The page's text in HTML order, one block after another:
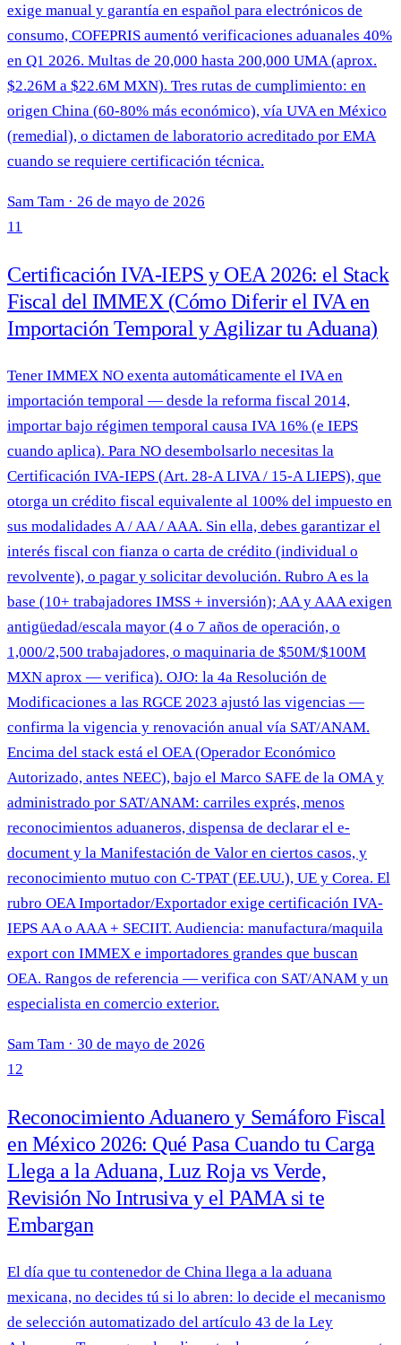
exige manual y garantía en español para electrónicos de
consumo, COFEPRIS aumentó verificaciones aduanales 40%
en Q1 2026. Multas de 20,000 hasta 200,000 UMA (aprox.
$2.26M a $22.6M MXN). Tres rutas de cumplimiento: en
origen China (60-80% más económico), vía UVA en México
(remedial), o dictamen de laboratorio acreditado por EMA
cuando se requiere certificación técnica.
Sam Tam · 26 de mayo de 2026
11
Certificación IVA-IEPS y OEA 2026: el Stack
Fiscal del IMMEX (Cómo Diferir el IVA en
Importación Temporal y Agilizar tu Aduana)
Tener IMMEX NO exenta automáticamente el IVA en
importación temporal — desde la reforma fiscal 2014,
importar bajo régimen temporal causa IVA 16% (e IEPS
cuando aplica). Para NO desembolsarlo necesitas la
Certificación IVA-IEPS (Art. 28-A LIVA / 15-A LIEPS), que
otorga un crédito fiscal equivalente al 100% del impuesto en
sus modalidades A / AA / AAA. Sin ella, debes garantizar el
interés fiscal con fianza o carta de crédito (individual o
revolvente), o pagar y solicitar devolución. Rubro A es la
base (10+ trabajadores IMSS + inversión); AA y AAA exigen
antigüedad/escala mayor (4 o 7 años de operación, o
1,000/2,500 trabajadores, o maquinaria de $50M/$100M
MXN aprox — verifica). OJO: la 4a Resolución de
Modificaciones a las RGCE 2023 ajustó las vigencias —
confirma la vigencia y renovación anual vía SAT/ANAM.
Encima del stack está el OEA (Operador Económico
Autorizado, antes NEEC), bajo el Marco SAFE de la OMA y
administrado por SAT/ANAM: carriles exprés, menos
reconocimientos aduaneros, dispensa de declarar el e-
document y la Manifestación de Valor en ciertos casos, y
reconocimiento mutuo con C-TPAT (EE.UU.), UE y Corea. El
rubro OEA Importador/Exportador exige certificación IVA-
IEPS AA o AAA + SECIIT. Audiencia: manufactura/maquila
export con IMMEX e importadores grandes que buscan
OEA. Rangos de referencia — verifica con SAT/ANAM y un
especialista en comercio exterior.
Sam Tam · 30 de mayo de 2026
12
Reconocimiento Aduanero y Semáforo Fiscal
en México 2026: Qué Pasa Cuando tu Carga
Llega a la Aduana, Luz Roja vs Verde,
Revisión No Intrusiva y el PAMA si te
Embargan
El día que tu contenedor de China llega a la aduana
mexicana, no decides tú si lo abren: lo decide el mecanismo
de selección automatizado del artículo 43 de la Ley